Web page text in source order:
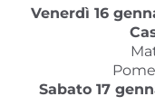
Venerdì 16
Sabato 17